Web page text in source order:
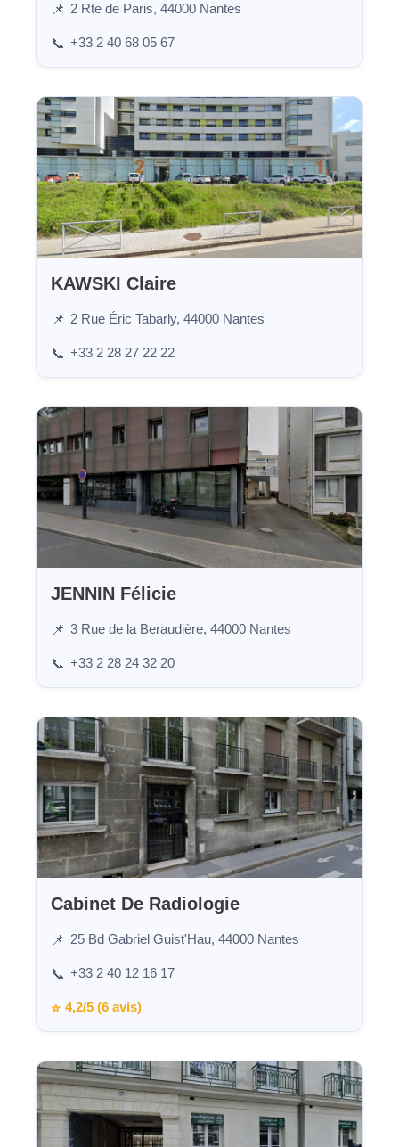
📌 2 Rte de Paris, 44000 Nantes
📞 +33 2 40 68 05 67
KAWSKI Claire
📌 2 Rue Éric Tabarly, 44000 Nantes
📞 +33 2 28 27 22 22
JENNIN Félicie
📌 3 Rue de la Beraudière, 44000 Nantes
📞 +33 2 28 24 32 20
Cabinet De Radiologie
📌 25 Bd Gabriel Guist'Hau, 44000 Nantes
📞 +33 2 40 12 16 17
⭐ 4,2/5 (6 avis)